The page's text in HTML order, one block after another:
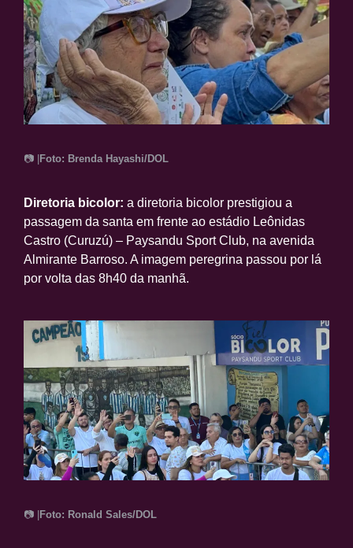
📷 | Foto: Brenda Hayashi/DOL
Diretoria bicolor: a diretoria bicolor prestigiou a
passagem da santa em frente ao estádio Leônidas
Castro (Curuzú) – Paysandu Sport Club, na avenida
Almirante Barroso. A imagem peregrina passou por lá
por volta das 8h40 da manhã.
📷 | Foto: Ronald Sales/DOL